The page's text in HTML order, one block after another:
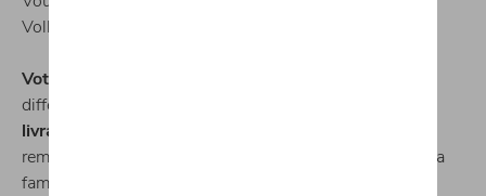
Volkswagen Tiguan ou de votre Škoda Octavia ?
Votre mobilité est précieuse
différents évènements qui peuvent nécessiter une
livraison rapide de votre voiture
remplacement d’une voiture de société par une privée, la
famille qui s’agrandit.